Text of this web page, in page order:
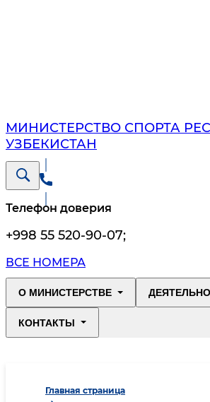
МИНИСТЕРСТВО СПОРТА
УЗБЕКИСТАН
Телефон доверия
+998 55 520-90-07;
ВСЕ НОМЕРА
О МИНИСТЕРСТВЕ
КОНТАКТЫ
Главная страница